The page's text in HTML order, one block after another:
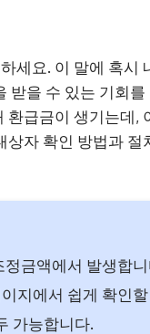
세요. 이 말에 혹시
받을 수 있는 기회
급금이 생기는데,
자 확인 방법과
금액에서 발생합
지에서 쉽게 확인
가능합니다.